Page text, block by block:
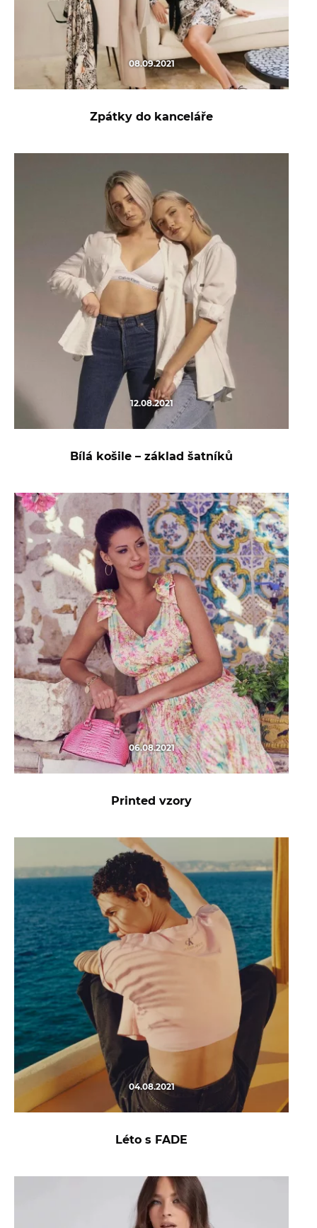
08.09.2021
Zpátky do kanceláře
12.08.2021
Bílá košile – základ šatníků
06.08.2021
Printed vzory
04.08.2021
Léto s FADE